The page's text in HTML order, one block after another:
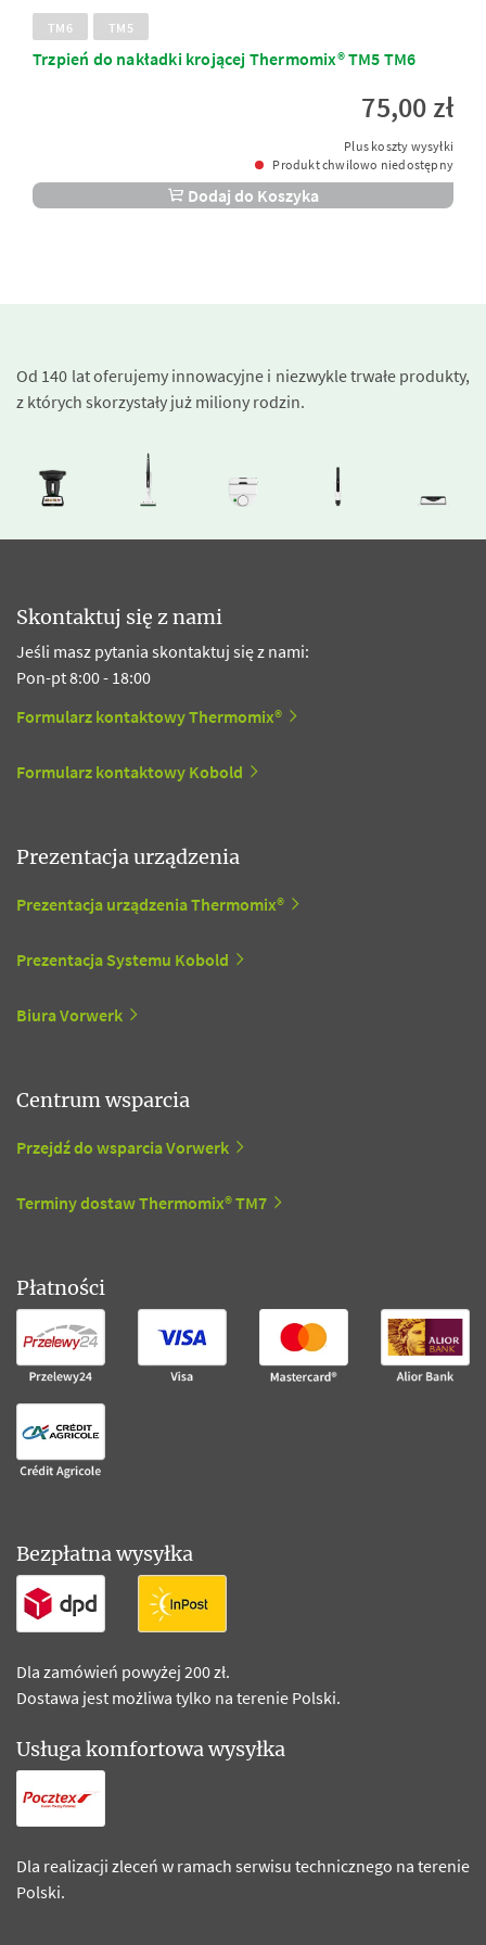
TM6 TM5
Trzpień do nakładki krojącej Thermomix® TM5 TM6
75,00 zł
Plus koszty wysyłki
Produkt chwilowo niedostępny
Dodaj do Koszyka
Od 140 lat oferujemy innowacyjne i niezwykle trwałe produkty,
z których skorzystały już miliony rodzin.
Skontaktuj się z nami
Jeśli masz pytania skontaktuj się z nami:
Pon-pt 8:00 - 18:00
Formularz kontaktowy Thermomix®
Formularz kontaktowy Kobold
Prezentacja urządzenia
Prezentacja urządzenia Thermomix®
Prezentacja Systemu Kobold
Biura Vorwerk
Centrum wsparcia
Przejdź do wsparcia Vorwerk
Terminy dostaw Thermomix® TM7
Płatności
Bezpłatna wysyłka
Dla zamówień powyżej 200 zł.
Dostawa jest możliwa tylko na terenie Polski.
Usługa komfortowa wysyłka
Dla realizacji zleceń w ramach serwisu technicznego na terenie
Polski.